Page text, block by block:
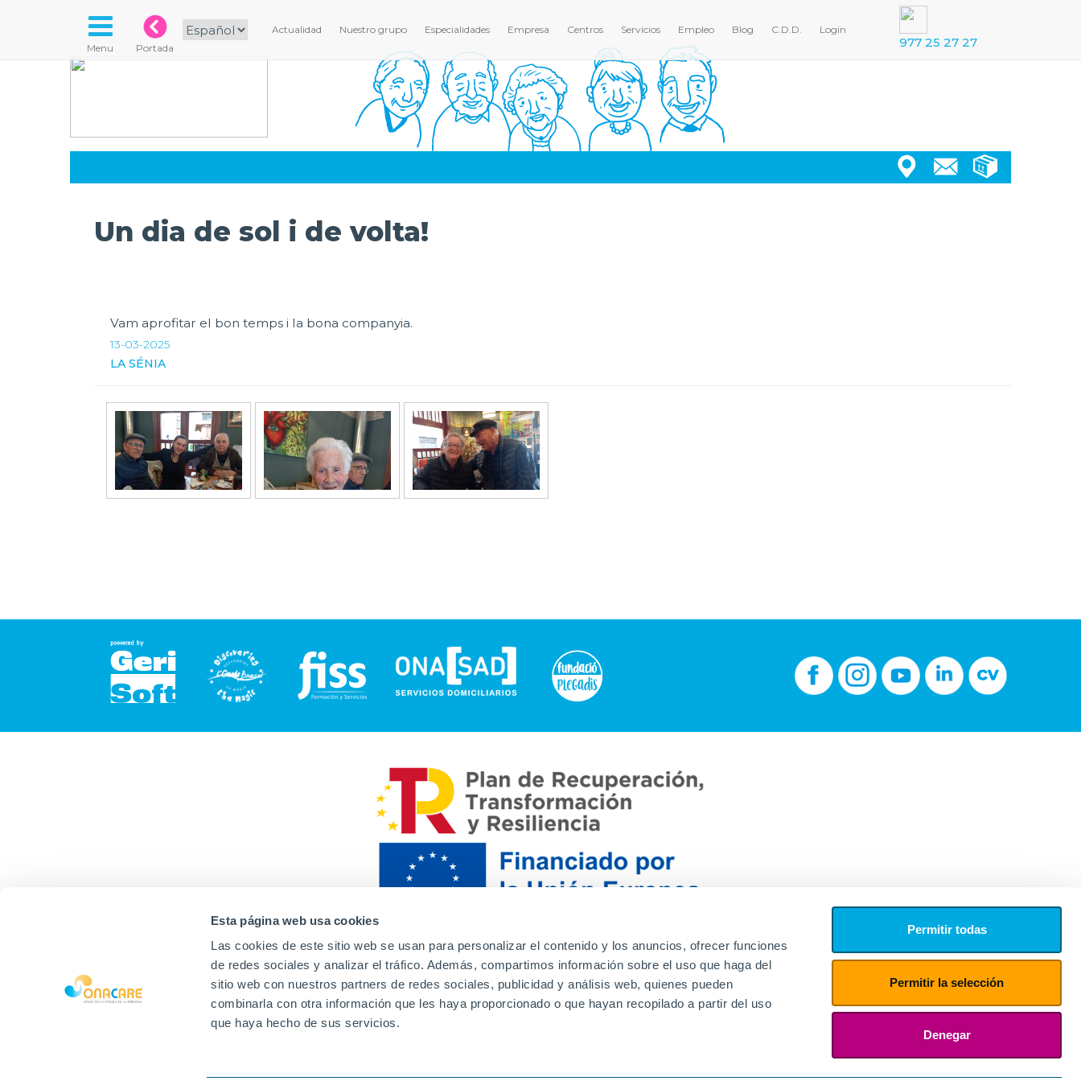
Esta página web usa cookies
Las cookies de este sitio web se usan para personalizar el contenido y los anuncios, ofrecer funciones
de redes sociales y analizar el tráfico. Además, compartimos información sobre el uso que haga del
sitio web con nuestros partners de redes sociales, publicidad y análisis web, quienes pueden
combinarla con otra información que les haya proporcionado o que hayan recopilado a partir del uso
que haya hecho de sus servicios.
Permitir todas
Permitir la selección
Denegar
Actualidad Nuestro grupo Especialidades Empresa Centros Servicios Empleo Blog C.D.D. Login
977 25 27 27
Menu Portada
Un dia de sol i de volta!
Vam aprofitar el bon temps i la bona companyia.
13-03-2025
LA SÉNIA
Contacto Canal de denuncias Envia tu CV
Proveedores
Aviso Legal